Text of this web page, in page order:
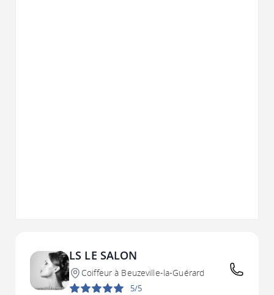
LS LE SALON
Coiffeur à Beuzeville-la-Guérard
5/5